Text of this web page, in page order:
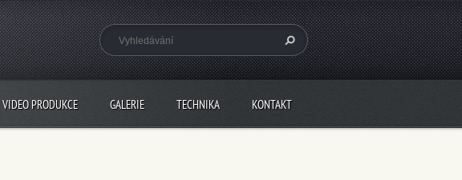
VIDEO PRODUKCE GALERIE TECHNIKA KONTAKT